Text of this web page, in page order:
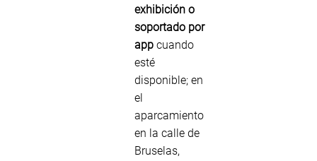
exhibición o
soportado por
app cuando
esté
disponible; en
el
aparcamiento
en la calle de
Bruselas,